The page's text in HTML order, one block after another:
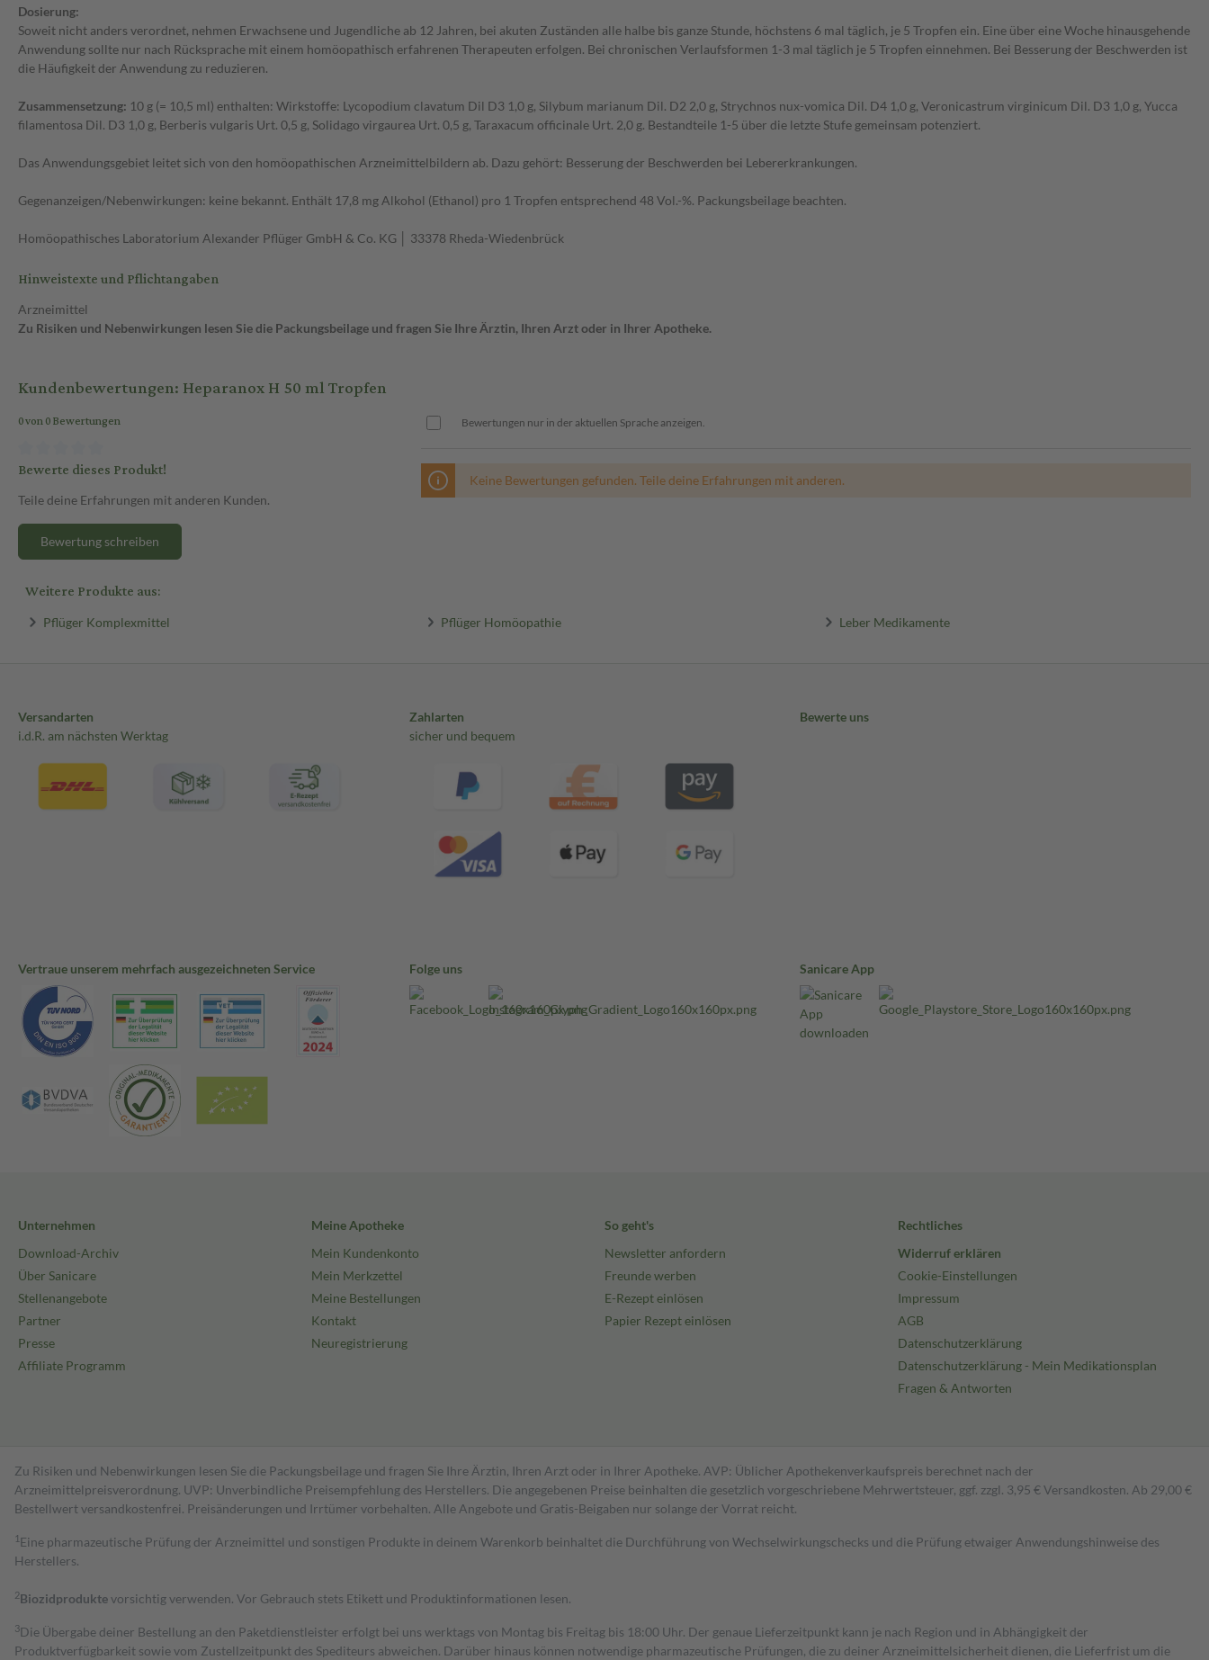
Dosierung:
Soweit nicht anders verordnet, nehmen Erwachsene und Jugendliche ab 12 Jahren, bei akuten Zuständen alle halbe bis ganze Stunde, höchstens 6 mal täglich, je 5 Tropfen ein. Eine über eine Woche hinausgehende
Anwendung sollte nur nach Rücksprache mit einem homöopathisch erfahrenen Therapeuten erfolgen. Bei chronischen Verlaufsformen 1-3 mal täglich je 5 Tropfen einnehmen. Bei Besserung der Beschwerden ist
die Häufigkeit der Anwendung zu reduzieren.
Zusammensetzung: 10 g (= 10,5 ml) enthalten: Wirkstoffe: Lycopodium clavatum Dil D3 1,0 g, Silybum marianum Dil. D2 2,0 g, Strychnos nux-vomica Dil. D4 1,0 g, Veronicastrum virginicum Dil. D3 1,0 g, Yucca
filamentosa Dil. D3 1,0 g, Berberis vulgaris Urt. 0,5 g, Solidago virgaurea Urt. 0,5 g, Taraxacum officinale Urt. 2,0 g. Bestandteile 1-5 über die letzte Stufe gemeinsam potenziert.
Das Anwendungsgebiet leitet sich von den homöopathischen Arzneimittelbildern ab. Dazu gehört: Besserung der Beschwerden bei Lebererkrankungen.
Gegenanzeigen/Nebenwirkungen: keine bekannt. Enthält 17,8 mg Alkohol (Ethanol) pro 1 Tropfen entsprechend 48 Vol.-%. Packungsbeilage beachten.
Homöopathisches Laboratorium Alexander Pflüger GmbH & Co. KG │ 33378 Rheda-Wiedenbrück
Hinweistexte und Pflichtangaben
Arzneimittel
Zu Risiken und Nebenwirkungen lesen Sie die Packungsbeilage und fragen Sie Ihre Ärztin, Ihren Arzt oder in Ihrer Apotheke.
Kundenbewertungen: Heparanox H 50 ml Tropfen
0 von 0 Bewertungen
Bewerte dieses Produkt!
Teile deine Erfahrungen mit anderen Kunden.
Bewertung schreiben
Bewertungen nur in der aktuellen Sprache anzeigen.
Keine Bewertungen gefunden. Teile deine Erfahrungen mit anderen.
Weitere Produkte aus:
Pflüger Komplexmittel Pflüger Homöopathie Leber Medikamente
Versandarten
i.d.R. am nächsten Werktag
Zahlarten
sicher und bequem
Bewerte uns
Vertraue unserem mehrfach ausgezeichneten Service Folge uns Sanicare App
Unternehmen
Download-Archiv
Über Sanicare
Stellenangebote
Partner
Presse
Affiliate Programm
Meine Apotheke
Mein Kundenkonto
Mein Merkzettel
Meine Bestellungen
Kontakt
Neuregistrierung
So geht's
Newsletter anfordern
Freunde werben
E-Rezept einlösen
Papier Rezept einlösen
Rechtliches
Widerruf erklären
Cookie-Einstellungen
Impressum
AGB
Datenschutzerklärung
Datenschutzerklärung - Mein Medikationsplan
Fragen & Antworten
Zu Risiken und Nebenwirkungen lesen Sie die Packungsbeilage und fragen Sie Ihre Ärztin, Ihren Arzt oder in Ihrer Apotheke. AVP: Üblicher Apothekenverkaufspreis berechnet nach der
Arzneimittelpreisverordnung. UVP: Unverbindliche Preisempfehlung des Herstellers. Die angegebenen Preise beinhalten die gesetzlich vorgeschriebene Mehrwertsteuer, ggf. zzgl. 3,95 € Versandkosten. Ab 29,00 €
Bestell­wert versand­kosten­frei. Preisänderungen und Irrtümer vorbehalten. Alle Angebote und Gratis-Beigaben nur solange der Vorrat reicht.
1 Eine pharmazeutische Prüfung der Arzneimittel und sonstigen Produkte in deinem Warenkorb beinhaltet die Durchführung von Wechselwirkungschecks und die Prüfung etwaiger Anwendungshinweise des
Herstellers.
2Biozidproduktevorsichtig verwenden. Vor Gebrauch stets Etikett und Produktinformationen lesen.
3Die Übergabe deiner Bestellung an den Paketdienstleister erfolgt bei uns werktags von Montag bis Freitag bis 18:00 Uhr. Der genaue Lieferzeitpunkt kann je nach Region und in Abhängigkeit der
Produktverfügbarkeit sowie vom Zustellzeitpunkt des Spediteurs abweichen. Darüber hinaus können notwendige pharmazeutische Prüfungen, die zu deiner Arzneimittelsicherheit dienen, die Lieferfrist um die